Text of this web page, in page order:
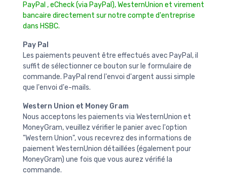
PayPal ,eCheck(via PayPal),WesternUnion et virement
bancaire directement sur notre compte d'entreprise
dans HSBC.
Pay Pal
Les paiements peuvent être effectués avec PayPal, il
suffit de sélectionner ce bouton sur le formulaire de
commande. PayPal rend l'envoi d'argent aussi simple
que l'envoi d'e-mails.
Western Union et Money Gram
Nous acceptons les paiements via WesternUnion et
MoneyGram, veuillez vérifier le panier avec l'option
"Western Union", vous recevrez des informations de
paiement WesternUnion détaillées (également pour
MoneyGram) une fois que vous aurez vérifié la
commande.